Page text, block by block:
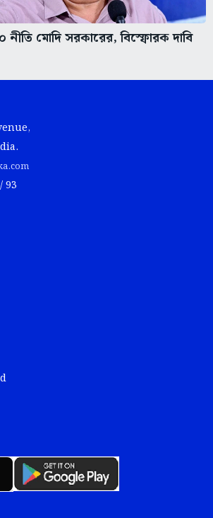
নীতি মোদি সরকারের, বিস্ফোরক দাবি
93